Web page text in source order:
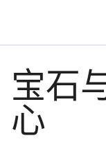
宝石
心